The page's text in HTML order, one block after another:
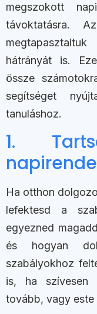
megszokott
távoktatásra.
hátrányát is.
össze
segítséget
tanuláshoz.
1.
Ha otthon
lefektesd a
egyezned
és hogyan
szabályokhoz
is, ha szívesen
tovább, vagy este